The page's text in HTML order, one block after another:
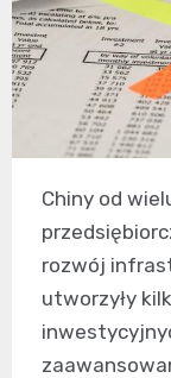
Chiny od
rozwój
utworzyły